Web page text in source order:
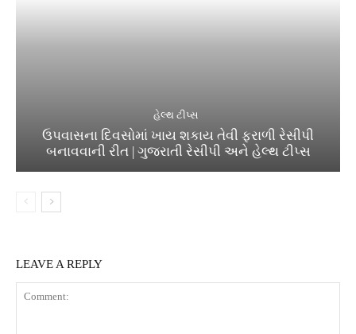
હેલ્થ ટીપ્સ
ઉપવાસના દિવસોમાં ખાય શકાય તેવી ફરાળી રેસીપી
બનાવવાની રીત | ગુજરાતી રેસીપી અને હેલ્થ ટીપ્સ
LEAVE A REPLY